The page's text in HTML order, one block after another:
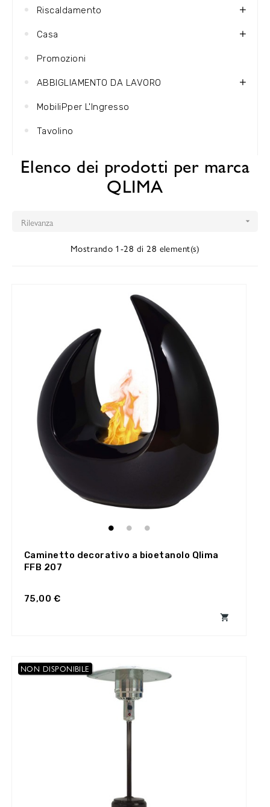
Riscaldamento
Casa
Promozioni
ABBIGLIAMENTO DA LAVORO
MobiliPper L'Ingresso
Tavolino
Elenco dei prodotti per marca
QLIMA
Rilevanza 
Mostrando 1-28 di 28 element(s)
Caminetto decorativo a bioetanolo Qlima
FFB 207
75,00 €

NON DISPONIBILE